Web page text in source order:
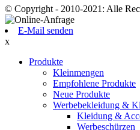
© Copyright - 2010-2021: Alle
E-Mail senden
x
Produkte
Kleinmengen
Empfohlene Produkte
Neue Produkte
Werbebekleidung &
Kleidung &
Werbeschürzen